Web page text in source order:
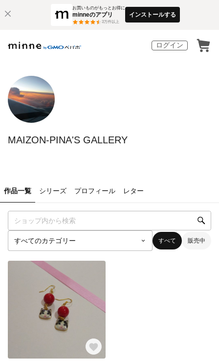
お買いものがもっとお得に
minneのアプリ
3万件以上
インストールする
ログイン
MAIZON-PINA'S GALLERY
作品一覧 シリーズ プロフィール レター
すべて 販売中